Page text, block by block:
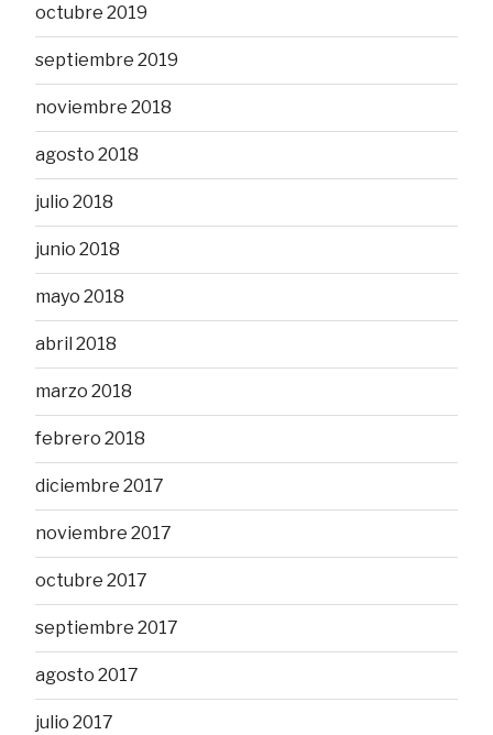
octubre 2019
septiembre 2019
noviembre 2018
agosto 2018
julio 2018
junio 2018
mayo 2018
abril 2018
marzo 2018
febrero 2018
diciembre 2017
noviembre 2017
octubre 2017
septiembre 2017
agosto 2017
julio 2017